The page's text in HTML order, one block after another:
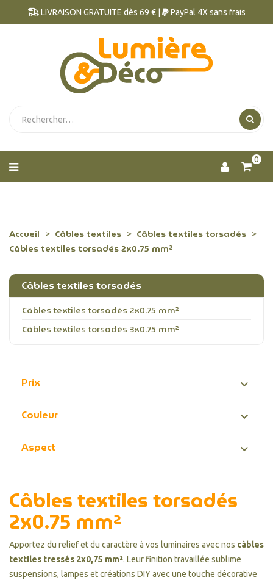
LIVRAISON GRATUITE dès 69 € | PayPal 4X sans frais
0
Accueil Câbles textiles
Câbles textiles torsadés
Câbles textiles torsadés 2x0.75 mm²
Câbles textiles torsadés
Câbles textiles torsadés 2x0.75 mm²
Câbles textiles torsadés 3x0.75 mm²
Prix 
Couleur 
Aspect 
Câbles textiles torsadés
2x0.75 mm²
Apportez du relief et du caractère à vos luminaires avec nos câbles
textiles tressés 2x0,75 mm². Leur finition travaillée sublime
suspensions, lampes et créations DIY avec une touche décorative